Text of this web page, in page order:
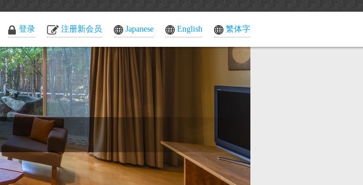
登录 注册新会员 Japanese English 繁体字